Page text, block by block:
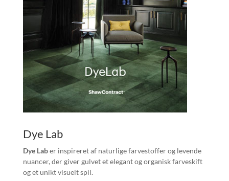
Dye Lab
Dye Laber inspireret af naturlige farvestoffer og levende
nuancer, der giver gulvet et elegant og organisk farveskift
og et unikt visuelt spil.